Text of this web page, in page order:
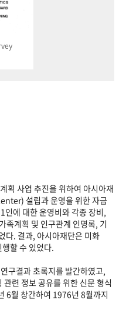
획 사업 추진을 위하여 아시아재
설립과 운영을 위한 자금
인에 대한 운영비와 각종 장비,
족계획 및 인구관계 인명록, 기
다. 결과, 아시아재단은 미화
할 수 있었다.
구결과 초록지를 발간하였고,
련 정보 공유를 위한 신문 형식
6월 창간하여 1976년 8월까지